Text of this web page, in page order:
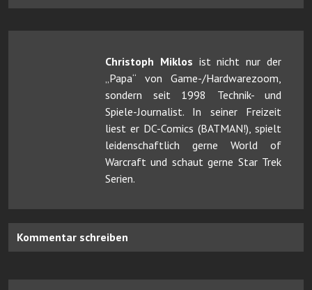
Christoph Miklos ist nicht nur der
„Papa“ von Game-/Hardwarezoom,
sondern seit 1998 Technik- und
Spiele-Journalist. In seiner Freizeit
liest er DC-Comics (BATMAN!), spielt
leidenschaftlich gerne World of
Warcraft und schaut gerne Star Trek
Serien.
Kommentar schreiben